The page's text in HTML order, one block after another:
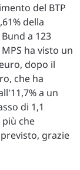
del BTP
della
a 123
ha visto un
dopo il
che ha
a un
di 1,1
che
grazie